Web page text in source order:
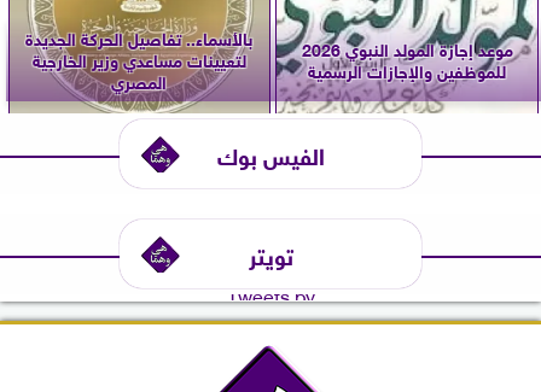
موعد إجازة المولد النبوي 2026
للموظفين والإجازات الرسمية
بالأسماء.. تفاصيل الحركة الجديدة
لتعيينات مساعدي وزير الخارجية
المصري
الفيس بوك
تويتر
Tweets by